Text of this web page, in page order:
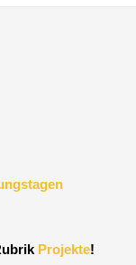
Projekte!